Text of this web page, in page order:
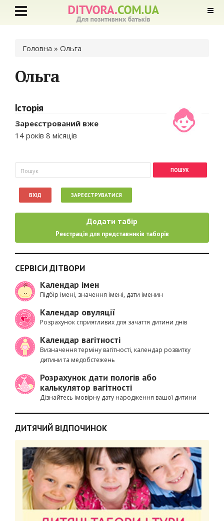
Ви є тут
Головна » Ольга
Ольга
Історія
Зареєстрований вже
14 років 8 місяців
Пошукова форма
Пошук
ВХІД ЗАРЕЄСТРУВАТИСЯ
Додати табір
Реєстрація для представників таборів
СЕРВІСИ ДІТВОРИ
Календар імен
Підбір імені, значення імені, дати іменин
Календар овуляції
Розрахунок сприятливих для зачаття дитини днів
Календар вагітності
Визначення терміну вагітності, календар розвитку
дитини та медобстежень
Розрахунок дати пологів або
калькулятор вагітності
Дізнайтесь імовірну дату народження вашої дитини
ДИТЯЧИЙ ВІДПОЧИНОК